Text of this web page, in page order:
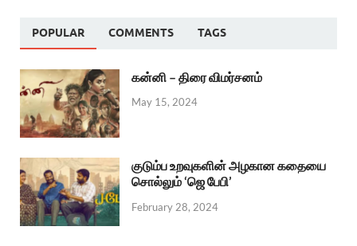
POPULAR COMMENTS TAGS
கன்னி – திரை விமர்சனம்
May 15, 2024
குடும்ப உறவுகளின் அழகான கதையை
சொல்லும் ‘ஜெ பேபி’
February 28, 2024